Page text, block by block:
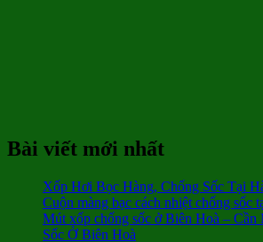
Bài viết mới nhất
Xốp Hơi Bọc Hàng, Chống Sốc Tại
Cuộn màng bạc cách nhiệt chống
Mút xốp chống sốc ở Biên Hoà –
Sốc Ở Biên Hoà